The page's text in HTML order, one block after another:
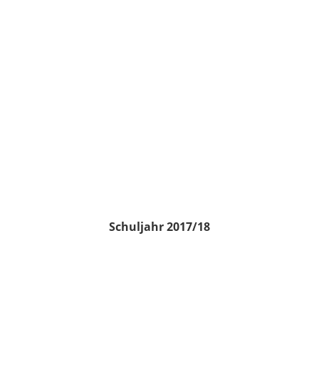
Schuljahr 2017/18